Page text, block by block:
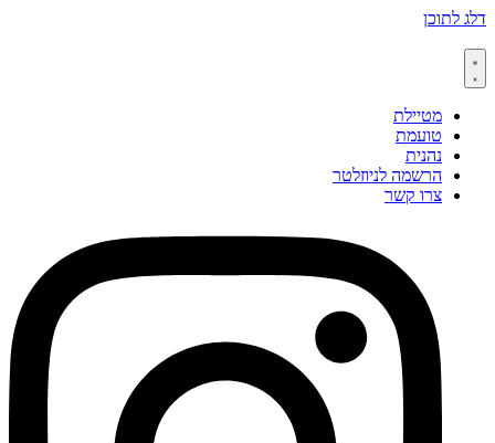
דלג לתוכן
מטיילת
טועמת
נהנית
הרשמה לניוזלטר
צרו קשר